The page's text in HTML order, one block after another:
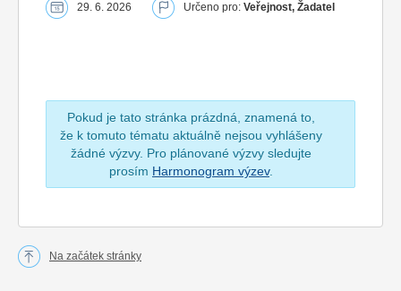
29. 6. 2026 Určeno pro: Veřejnost, Žadatel
Pokud je tato stránka prázdná, znamená to,
že k tomuto tématu aktuálně nejsou vyhlášeny
žádné výzvy. Pro plánované výzvy sledujte
prosím Harmonogram výzev.
Na začátek stránky